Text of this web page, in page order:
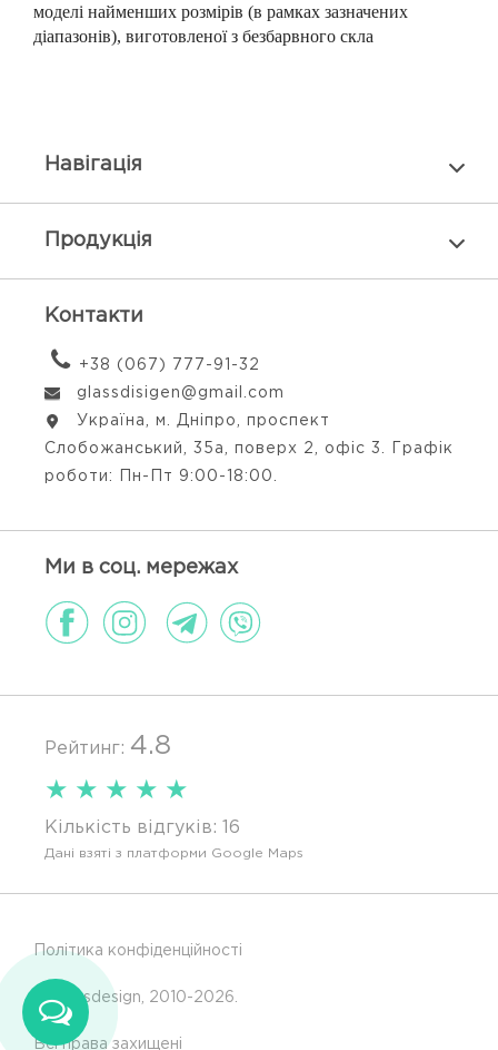
моделі найменших розмірів (в рамках зазначених
діапазонів), виготовленої з безбарвного скла
Навiгацiя
Продукцiя
Контакти
+38 (067) 777-91-32
glassdisigen@gmail.com
Україна, м. Дніпро, проспект
Слобожанський, 35а, поверх 2, офіс 3. Графік
роботи: Пн-Пт 9:00-18:00.
Ми в соц. мережах
Рейтинг: 4.8
★ ★ ★ ★ ★
Кількість відгуків: 16
Дані взяті з платформи Google Maps
Політика конфіденційності
© Glassdesign, 2010-2026.
Всі права захищені